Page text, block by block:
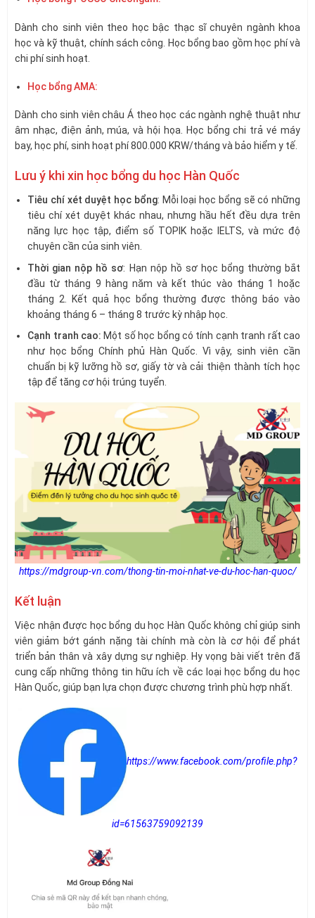
Dành cho sinh viên theo học bậc thạc sĩ chuyên ngành khoa
học và kỹ thuật, chính sách công. Học bổng bao gồm học phí và
chi phí sinh hoạt.
Học bổng AMA:
Dành cho sinh viên châu Á theo học các ngành nghệ thuật như
âm nhạc, điện ảnh, múa, và hội họa. Học bổng chi trả vé máy
bay, học phí, sinh hoạt phí 800.000 KRW/tháng và bảo hiểm y tế.
Lưu ý khi xin học bổng du học Hàn Quốc
Tiêu chí xét duyệt học bổng: Mỗi loại học bổng sẽ có những
tiêu chí xét duyệt khác nhau, nhưng hầu hết đều dựa trên
năng lực học tập, điểm số TOPIK hoặc IELTS, và mức độ
chuyên cần của sinh viên.
Thời gian nộp hồ sơ: Hạn nộp hồ sơ học bổng thường bắt
đầu từ tháng 9 hàng năm và kết thúc vào tháng 1 hoặc
tháng 2. Kết quả học bổng thường được thông báo vào
khoảng tháng 6 – tháng 8 trước kỳ nhập học.
Cạnh tranh cao: Một số học bổng có tính cạnh tranh rất cao
như học bổng Chính phủ Hàn Quốc. Vì vậy, sinh viên cần
chuẩn bị kỹ lưỡng hồ sơ, giấy tờ và cải thiện thành tích học
tập để tăng cơ hội trúng tuyển.
https://mdgroup-vn.com/thong-tin-moi-nhat-ve-du-hoc-han-quoc/
Kết luận
Việc nhận được học bổng du học Hàn Quốc không chỉ giúp sinh
viên giảm bớt gánh nặng tài chính mà còn là cơ hội để phát
triển bản thân và xây dựng sự nghiệp. Hy vọng bài viết trên đã
cung cấp những thông tin hữu ích về các loại học bổng du học
Hàn Quốc, giúp bạn lựa chọn được chương trình phù hợp nhất.
https://www.facebook.com/profile.php?
id=61563759092139